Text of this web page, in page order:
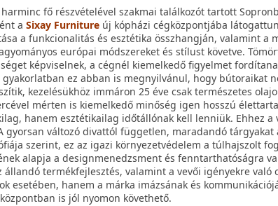
fő részvételével szakmai találkozót tartott
aSixay Furniture új kópházi cégközpontjába
a funkcionalitás és esztétika összhangján, valamint a
európai módszereket és stílust követve.
képviselnek, a cégnél kiemelkedő figyelmet
ez abban is megnyilvánul, hogy bútoraikat
kezelésükhöz immáron 25 éve csak természetes
mérten is kiemelkedő minőség igen hosszú
hanem esztétikailag időtállónak kell lenniük. Ehhez
gyorsan változó divattól független, maradandó
szerint, ez az igazi környezetvédelem a túlhajszolt
alapja a designmenedzsment és fenntarthatóságra
termékfejlesztés, valamint a vevői igényekre való
esetében, hanem a márka imázsának és
is jól nyomon követhető.